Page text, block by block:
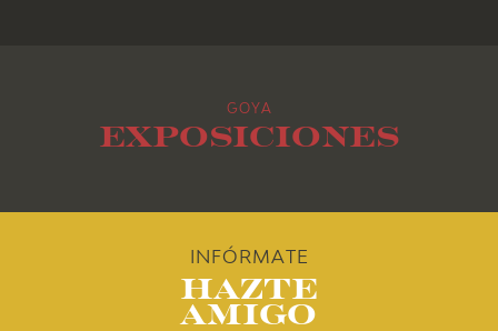
GOYA
Exposiciones
INFÓRMATE
Hazte
Amigo